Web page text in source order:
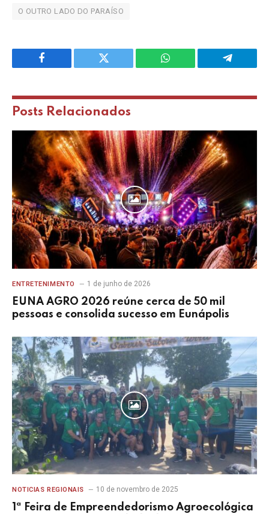
O OUTRO LADO DO PARAÍSO
Facebook Twitter WhatsApp Telegram
Posts Relacionados
ENTRETENIMENTO 1 de junho de 2026
EUNA AGRO 2026 reúne cerca de 50 mil
pessoas e consolida sucesso em Eunápolis
NOTICIAS REGIONAIS 10 de novembro de 2025
1ª Feira de Empreendedorismo Agroecológica